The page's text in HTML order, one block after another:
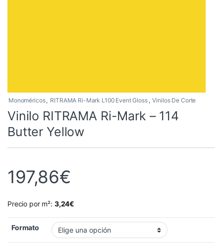
Monoméricos, RITRAMA Ri-Mark L100 Event Gloss , Vinilos De Corte
Vinilo RITRAMA Ri-Mark – 114
Butter Yellow
197,86€
Precio por m²: 3,24€
Formato